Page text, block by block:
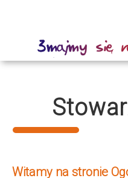
Witamy na stronie